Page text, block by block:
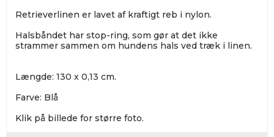
Retrieverlinen er lavet af kraftigt reb i nylon.
Halsbåndet har stop-ring, som gør at det ikke
strammer sammen om hundens hals ved træk i linen.
Længde: 130 x 0,13 cm.
Farve: Blå
Klik på billede for større foto.